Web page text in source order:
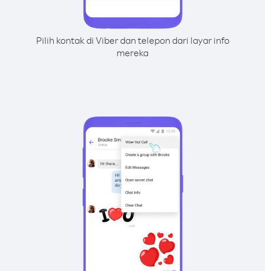
Pilih kontak di Viber dan telepon dari layar info
mereka